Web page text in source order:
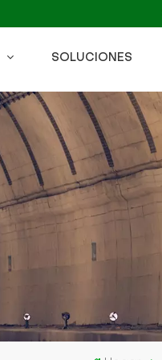
SOLUCIONES